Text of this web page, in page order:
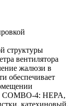
структуры
вентилятора
жалюзи в
обеспечивает
COMBO-4: HEPA,
катехиновый,